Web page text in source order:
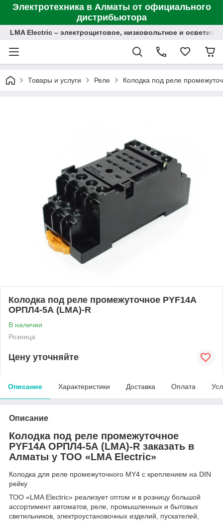
Электротехника в Алматы от официального
дистрибьютора
LMA Electric – электрощитовое, низковольтное и
Товары и услуги Реле Колодка под реле
Колодка под реле промежуточное PYF14A
ОРПЛ4-5А (LMA)-R
В наличии
Розница
Цену уточняйте
Описание Характеристики Доставка Оплата
Описание
Колодка под реле промежуточное
PYF14A ОРПЛ4-5А (LMA)-R заказать в
Алматы у ТОО «LMA Electric»
Колодка для реле промежуточного MY4 c креплением на DIN
рейку
ТОО «LMA Electric» реализует оптом и в розницу большой
ассортимент автоматов, реле, промышленных и бытовых
светильников, электроустановочных изделий, пускателей,